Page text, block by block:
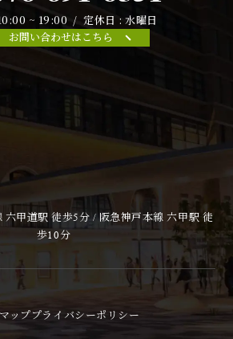
~ 19:00 / 定休日 : 水曜日
お問い合わせはこちら
六甲道駅 徒歩5分 / 阪急神戸本線 六甲駅 徒
歩10分
ップ プライバシーポリシー